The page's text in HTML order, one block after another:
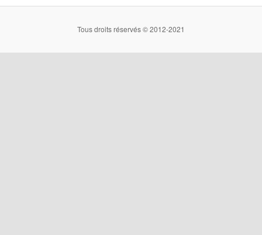
Tous droits réservés © 2012-2021